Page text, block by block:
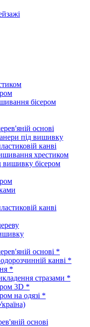
бісером
основі
під вишивку
канві
хрестиком
вишивку бісером
канві
основі *
канві *
*
стразами *
3D *
на одязі *
основі